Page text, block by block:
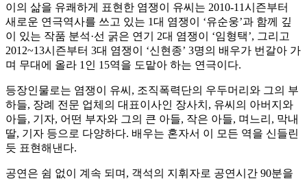
이의 삶을 유쾌하게 표현한 염쟁이 유씨는 2010-11시즌부터
새로운 연극역사를 쓰고 있는 1대 염쟁이 ‘유순웅’과 함께 깊
이 있는 작품 분석·선 굵은 연기 2대 염쟁이 ‘임형택’, 그리고
2012~13시즌부터 3대 염쟁이 ‘신현종’ 3명의 배우가 번갈아 가
며 무대에 올라 1인 15역을 도맡아 하는 연극이다.
등장인물로는 염쟁이 유씨, 조직폭력단의 우두머리와 그의 부
하들, 장례 전문 업체의 대표이사인 장사치, 유씨의 아버지와
아들, 기자, 어떤 부자와 그의 큰 아들, 작은 아들, 며느리, 막내
딸, 기자 등으로 다양하다. 배우는 혼자서 이 모든 역을 신들린
듯 표현해낸다.
공연은 쉼 없이 계속 되며, 객석의 지휘자로 공연시간 90분을